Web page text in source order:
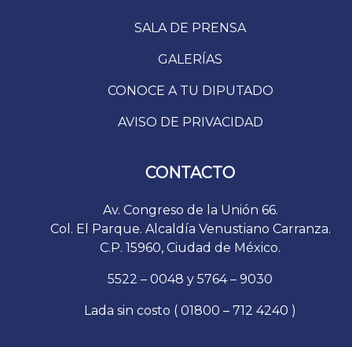
SALA DE PRENSA
GALERÍAS
CONOCE A TU DIPUTADO
AVISO DE PRIVACIDAD
CONTACTO
Av. Congreso de la Unión 66.
Col. El Parque. Alcaldía Venustiano Carranza.
C.P. 15960, Ciudad de México.
5522 – 0048 y 5764 – 9030
Lada sin costo ( 01800 – 712 4240 )